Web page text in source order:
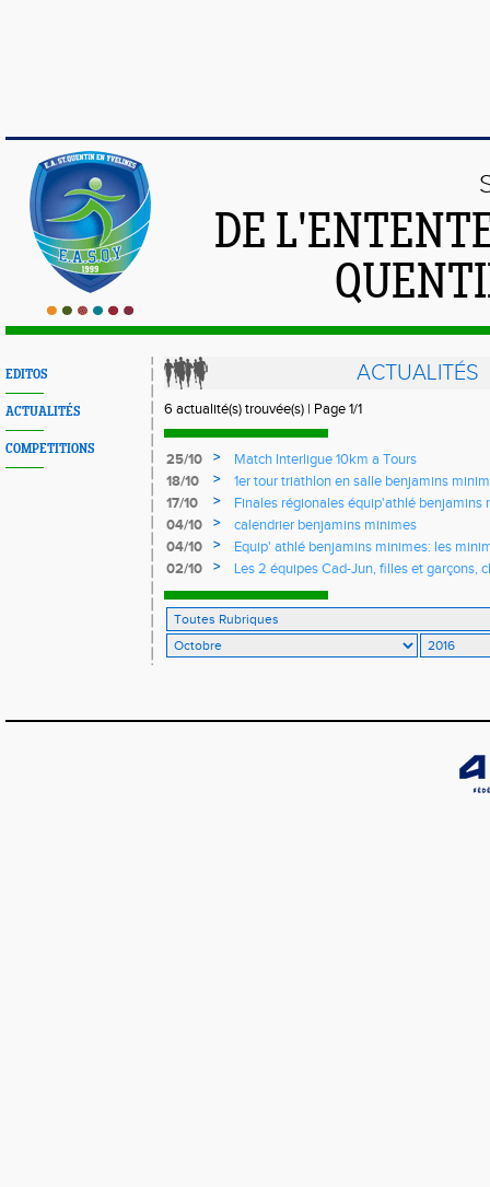
DE
EDITOS
ACTUALITÉS
COMPETITIONS
ACTUALITÉS
6 actualité(s) trouvée(s) | Page 1/1
25/10 >
Match Interligue 10km a Tours
18/10
>
1er tour triathlon en salle benjamins
17/10
>
Finales régionales équip'athlé benjamins
04/10
>
calendrier benjamins minimes
04/10
>
Equip' athlé benjamins minimes: les
autres sur liste complémentaire
02/10 >
Les 2 équipes Cad-Jun, filles et garçons,